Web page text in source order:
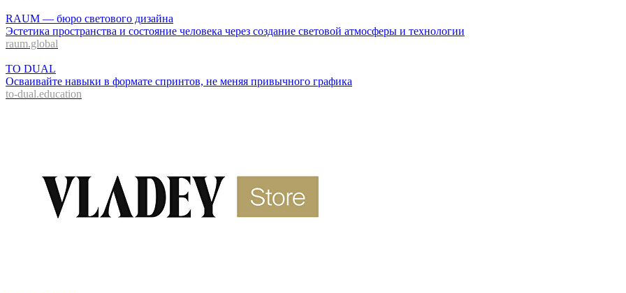
RAUM — бюро светового дизайна
Эстетика пространства и состояние человека через создание световой атмосферы и технологии
raum.global
TO DUAL
Осваивайте навыки в формате спринтов, не меняя привычного графика
to-dual.education